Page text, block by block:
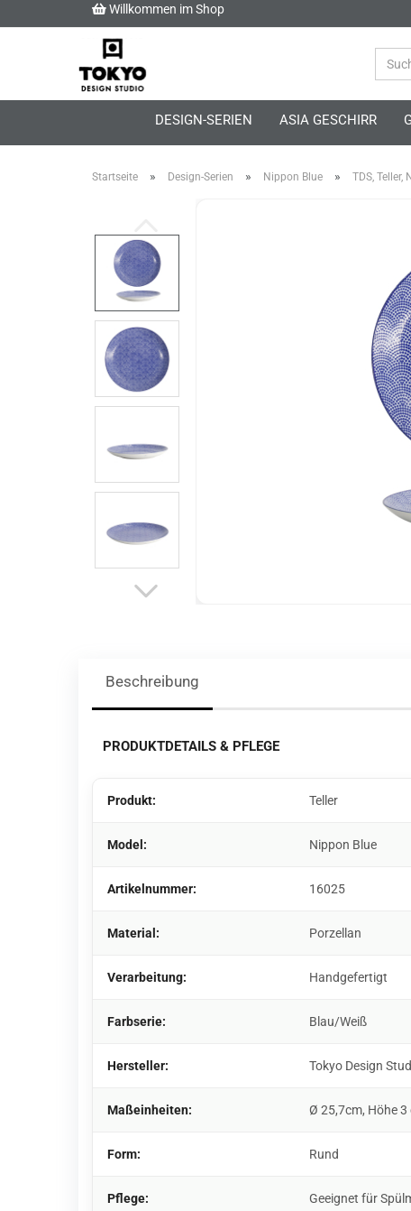
Willkommen im Shop
DESIGN-SERIEN ASIA GESCHIRR
Startseite » Design-Serien » Nippon Blue » TDS,
Beschreibung
PRODUKTDETAILS & PFLEGE
Produkt: Teller
Model: Nippon Blue
Artikelnummer: 16025
Material: Porzellan
Verarbeitung: Handgefertigt
Farbserie: Blau/Weiß
Hersteller: Tokyo Design
Maßeinheiten: Ø 25,7cm, Höhe 3
Form: Rund
Pflege: Geeignet für